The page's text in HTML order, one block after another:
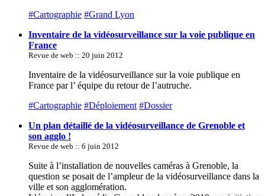
#Cartographie #Grand Lyon
Inventaire de la vidéosurveillance sur la voie publique en
France
Revue de web :: 20 juin 2012
Inventaire de la vidéosurveillance sur la voie publique en
France par l’ équipe du retour de l’autruche.
#Cartographie #Déploiement #Dossier
Un plan détaillé de la vidéosurveillance de Grenoble et
son agglo !
Revue de web :: 6 juin 2012
Suite à l’installation de nouvelles caméras à Grenoble, la
question se posait de l’ampleur de la vidéosurveillance dans la
ville et son agglomération.